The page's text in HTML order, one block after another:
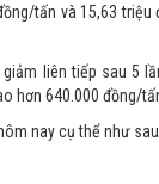
tấn và 15,63
liên tiếp sau 5
hơn 640.000 đồng/
nay cụ thể như